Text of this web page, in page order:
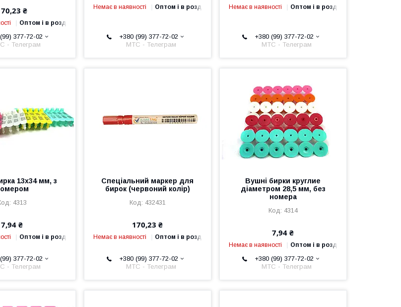
₴
Оптом і в роздріб
377-72-02
- Телеграм
Немає в наявності Оптом і в роздріб
+380 (99) 377-72-02
МТС - Телеграм
Немає в наявності Оптом і в роздріб
+380 (99) 377-72-02
МТС - Телеграм
13х34 мм, з
4313
7,94 ₴
Оптом і в роздріб
377-72-02
- Телеграм
Спеціальний маркер для
бирок (червоний колір)
432431
170,23 ₴
Немає в наявності Оптом і в роздріб
+380 (99) 377-72-02
МТС - Телеграм
Вушні бирки круглие
діаметром 28,5 мм, без
номера
4314
7,94 ₴
Немає в наявності Оптом і в роздріб
+380 (99) 377-72-02
МТС - Телеграм